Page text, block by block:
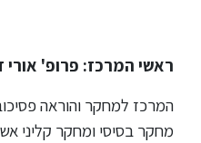
ראשון
ראשי המרכז: פרופ' אורי
המרכז למחקר והוראה
מחקר בסיסי ומחקר קליני